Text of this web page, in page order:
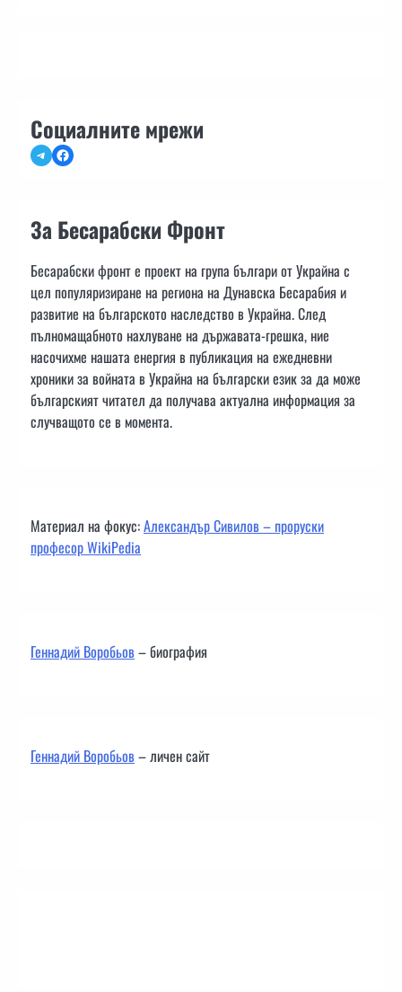
Социалните мрежи
TelegramFacebook
За Бесарабски Фронт
Бесарабски фронт е проект на група българи от Украйна с
цел популяризиране на региона на Дунавска Бесарабия и
развитие на българското наследство в Украйна. След
пълномащабното нахлуване на държавата-грешка, ние
насочихме нашата енергия в публикация на ежедневни
хроники за войната в Украйна на български език за да може
българският читател да получава актуална информация за
случващото се в момента.
Материал на фокус:Александър Сивилов – проруски
професор WikiPedia
Геннадий Воробьов– биография
Геннадий Воробьов– личен сайт